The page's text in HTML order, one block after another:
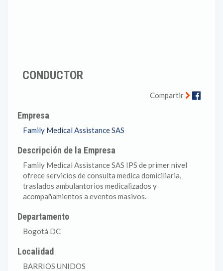
CONDUCTOR
Compartir
Empresa
Family Medical Assistance SAS
Descripción de la Empresa
Family Medical Assistance SAS IPS de primer nivel
ofrece servicios de consulta medica domiciliaria,
traslados ambulantorios medicalizados y
acompañamientos a eventos masivos.
Departamento
Bogotá DC
Localidad
BARRIOS UNIDOS